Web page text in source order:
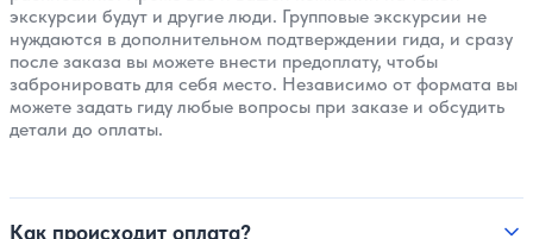
экскурсии будут и другие люди. Групповые экскурсии не
нуждаются в дополнительном подтверждении гида, и сразу
после заказа вы можете внести предоплату, чтобы
забронировать для себя место. Независимо от формата вы
можете задать гиду любые вопросы при заказе и обсудить
детали до оплаты.
Как происходит оплата?